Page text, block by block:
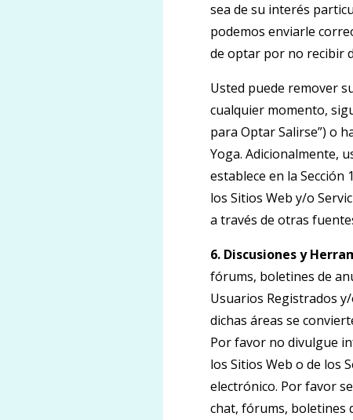
sea de su interés
podemos enviarle
de optar por no recibir
Usted puede remover
cualquier momento,
para Optar Salirse”) o
Yoga. Adicionalmente,
establece en la
los Sitios Web y/o
a través de otras
6. Discusiones y
fórums, boletines de
Usuarios Registrados
dichas áreas se
Por favor no divulgue
los Sitios Web o de los
electrónico. Por favor
chat, fórums, boletines